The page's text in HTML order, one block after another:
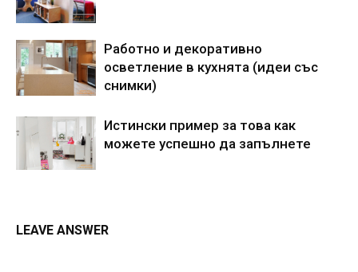
Работно и декоративно
осветление в кухнята (идеи със
снимки)
Истински пример за това как
можете успешно да запълнете
LEAVE ANSWER